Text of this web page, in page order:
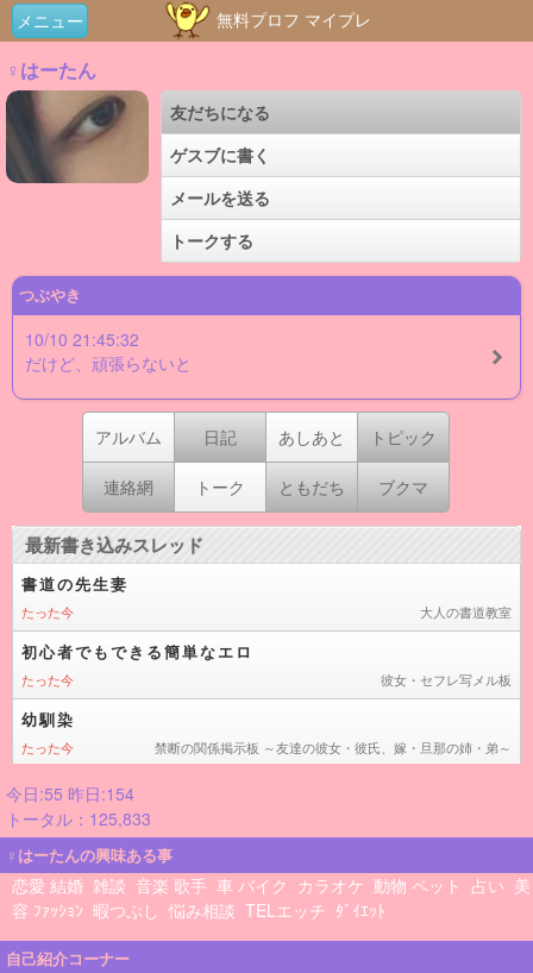
メニュー 無料プロフ マイプレ
♀はーたん
友だちになる
ゲスブに書く
メールを送る
トークする
つぶやき
10/10 21:45:32
だけど、頑張らないと
アルバム 日記 あしあと トピック
連絡網 トーク ともだち ブクマ
今日:55 昨日:154
トータル：125,833
♀はーたんの興味ある事
恋愛 結婚 雑談 音楽 歌手 車 バイク カラオケ 動物 ペット 占い 美
容 ﾌｧｯｼｮﾝ 暇つぶし 悩み相談 TELエッチ ﾀﾞｲｴｯﾄ
自己紹介コーナー